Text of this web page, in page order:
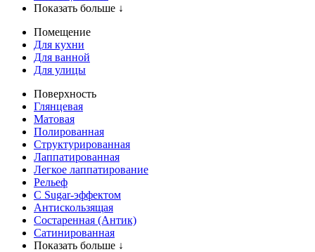
Показать больше ↓
Помещение
Для кухни
Для ванной
Для улицы
Поверхность
Глянцевая
Матовая
Полированная
Структурированная
Лаппатированная
Легкое лаппатирование
Рельеф
С Sugar-эффектом
Антискользящая
Состаренная (Антик)
Сатинированная
Показать больше ↓